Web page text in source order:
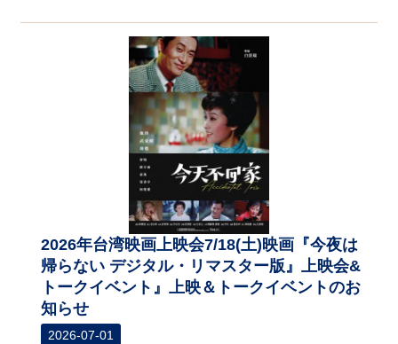
2026年台湾映画上映会7/18(土)映画『今夜は
帰らない デジタル・リマスター版』上映会&
トークイベント』上映＆トークイベントのお
知らせ
2026-07-01